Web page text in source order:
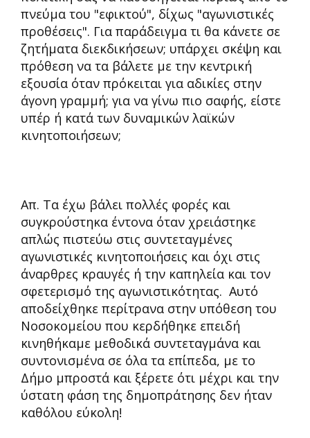
πνεύμα του "εφικτού", δίχως "αγωνιστικές
προθέσεις". Για παράδειγμα τι θα κάνετε σε
ζητήματα διεκδικήσεων; υπάρχει σκέψη και
πρόθεση να τα βάλετε με την κεντρική
εξουσία όταν πρόκειται για αδικίες στην
άγονη γραμμή; για να γίνω πιο σαφής, είστε
υπέρ ή κατά των δυναμικών λαϊκών
κινητοποιήσεων;
Απ. Τα έχω βάλει πολλές φορές και
συγκρούστηκα έντονα όταν χρειάστηκε
απλώς πιστεύω στις συντεταγμένες
αγωνιστικές κινητοποιήσεις και όχι στις
άναρθρες κραυγές ή την καπηλεία και τον
σφετερισμό της αγωνιστικότητας. Αυτό
αποδείχθηκε περίτρανα στην υπόθεση του
Νοσοκομείου που κερδήθηκε επειδή
κινηθήκαμε μεθοδικά συντεταγμάνα και
συντονισμένα σε όλα τα επίπεδα, με το
Δήμο μπροστά και ξέρετε ότι μέχρι και την
ύστατη φάση της δημοπράτησης δεν ήταν
καθόλου εύκολη!